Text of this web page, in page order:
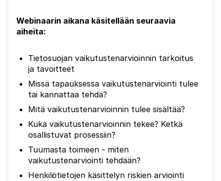
Webinaarin aikana käsitellään seuraavia
aiheita:
Tietosuojan vaikutustenarvioinnin tarkoitus
ja tavoitteet
Missä tapauksessa vaikutustenarviointi tulee
tai kannattaa tehdä?
Mitä vaikutustenarvioinnin tulee sisältää?
Kuka vaikutustenarvioinnin tekee? Ketkä
osallistuvat prosessiin?
Tuumasta toimeen - miten
vaikutustenarviointi tehdään?
Henkilötietojen käsittelyn riskien arviointi